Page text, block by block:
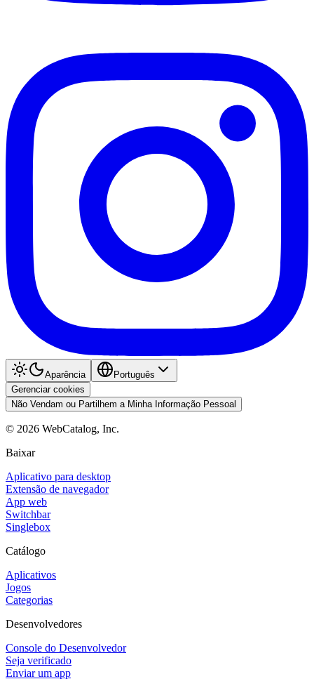
Aparência
Português
Gerenciar cookies
Não Vendam ou Partilhem a Minha Informação Pessoal
© 2026 WebCatalog, Inc.
Baixar
Aplicativo para desktop
Extensão de navegador
App web
Switchbar
Singlebox
Catálogo
Aplicativos
Jogos
Categorias
Desenvolvedores
Console do Desenvolvedor
Seja verificado
Enviar um app